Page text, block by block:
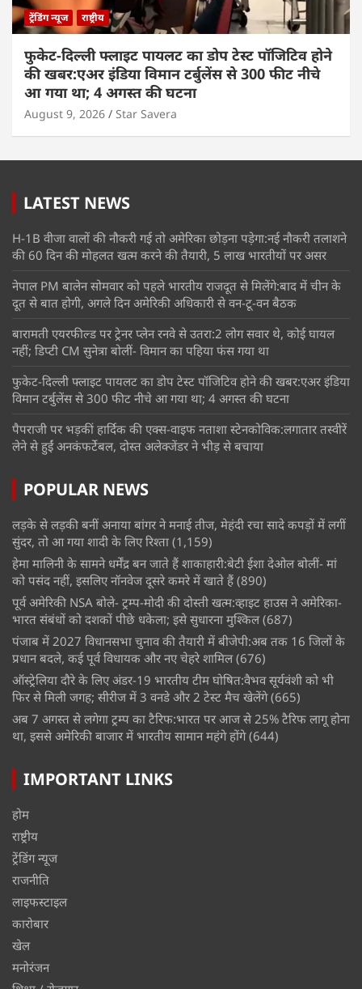
ट्रेंडिंग न्यूज राष्ट्रीय
फुकेट-दिल्ली फ्लाइट पायलट का डोप टेस्ट पॉजिटिव होने
की खबर:एअर इंडिया विमान टर्बुलेंस से 300 फीट नीचे
आ गया था; 4 अगस्त की घटना
August 9, 2026 Star Savera
LATEST NEWS
H-1B वीजा वालों की नौकरी गई तो अमेरिका छोड़ना पड़ेगा:नई नौकरी तलाशने
की 60 दिन की मोहलत खत्म करने की तैयारी, 5 लाख भारतीयों पर असर
नेपाल PM बालेन सोमवार को पहले भारतीय राजदूत से मिलेंगे:बाद में चीन के
दूत से बात होगी, अगले दिन अमेरिकी अधिकारी से वन-टू-वन बैठक
बारामती एयरफील्ड पर ट्रेनर प्लेन रनवे से उतरा:2 लोग सवार थे, कोई घायल
नहीं; डिप्टी CM सुनेत्रा बोलीं- विमान का पहिया फंस गया था
फुकेट-दिल्ली फ्लाइट पायलट का डोप टेस्ट पॉजिटिव होने की खबर:एअर इंडिया
विमान टर्बुलेंस से 300 फीट नीचे आ गया था; 4 अगस्त की घटना
पैपराजी पर भड़कीं हार्दिक की एक्स-वाइफ नताशा स्टेनकोविक:लगातार तस्वीरें
लेने से हुईं अनकंफर्टेबल, दोस्त अलेक्जेंडर ने भीड़ से बचाया
POPULAR NEWS
लड़के से लड़की बनीं अनाया बांगर ने मनाई तीज, मेहंदी रचा सादे कपड़ों में लगीं
सुंदर, तो आ गया शादी के लिए रिश्ता (1,159)
हेमा मालिनी के सामने धर्मेंद्र बन जाते हैं शाकाहारी:बेटी ईशा देओल बोलीं- मां
को पसंद नहीं, इसलिए नॉनवेज दूसरे कमरे में खाते हैं (890)
पूर्व अमेरिकी NSA बोले- ट्रम्प-मोदी की दोस्ती खत्म:व्हाइट हाउस ने अमेरिका-
भारत संबंधों को दशकों पीछे धकेला; इसे सुधारना मुश्किल (687)
पंजाब में 2027 विधानसभा चुनाव की तैयारी में बीजेपी:अब तक 16 जिलों के
प्रधान बदले, कई पूर्व विधायक और नए चेहरे शामिल (676)
ऑस्ट्रेलिया दौरे के लिए अंडर-19 भारतीय टीम घोषित:वैभव सूर्यवंशी को भी
फिर से मिली जगह; सीरीज में 3 वनडे और 2 टेस्ट मैच खेलेंगे (665)
अब 7 अगस्त से लगेगा ट्रम्प का टैरिफ:भारत पर आज से 25% टैरिफ लागू होना
था, इससे अमेरिकी बाजार में भारतीय सामान महंगे होंगे (644)
IMPORTANT LINKS
होम
राष्ट्रीय
ट्रेंडिंग न्यूज
राजनीति
लाइफस्टाइल
कारोबार
खेल
मनोरंजन